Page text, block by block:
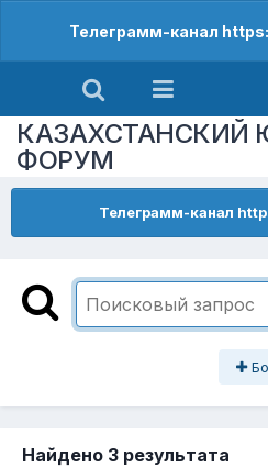
Телеграмм-канал
КАЗАХСТАНСКИЙ
ФОРУМ
Телеграмм-канал
Найдено 3 результата